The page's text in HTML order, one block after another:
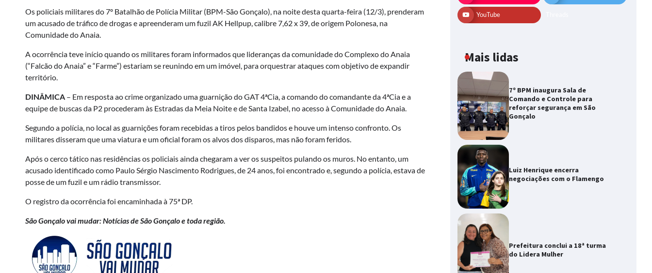
Os policiais militares do 7º Batalhão de Polícia Militar (BPM-São Gonçalo), na noite desta quarta-feira (12/3), prenderam
um acusado de tráfico de drogas e apreenderam um fuzil AK Hellpup, calibre 7,62 x 39, de origem Polonesa, na
Comunidade do Anaia.
A ocorrência teve início quando os militares foram informados que lideranças da comunidade do Complexo do Anaia
(“Falcão do Anaia” e “Farme”) estariam se reunindo em um imóvel, para orquestrar ataques com objetivo de expandir
território.
DINÂMICA – Em resposta ao crime organizado uma guarnição do GAT 4ªCia, a comando do comandante da 4ªCia e a
equipe de buscas da P2 procederam às Estradas da Meia Noite e de Santa Izabel, no acesso à Comunidade do Anaia.
Segundo a polícia, no local as guarnições foram recebidas a tiros pelos bandidos e houve um intenso confronto. Os
militares disseram que uma viatura e um oficial foram os alvos dos disparos, mas não foram feridos.
Após o cerco tático nas residências os policiais ainda chegaram a ver os suspeitos pulando os muros. No entanto, um
acusado identificado como Paulo Sérgio Nascimento Rodrigues, de 24 anos, foi encontrado e, segundo a polícia, estava de
posse de um fuzil e um rádio transmissor.
O registro da ocorrência foi encaminhada à 75ª DP.
São Gonçalo vai mudar: Notícias de São Gonçalo e toda região.
YouTube
Mais lidas
7º BPM inaugura Sala de
Comando e Controle para
reforçar segurança em São
Gonçalo
Luiz Henrique encerra
negociações com o Flamengo
Prefeitura conclui a 18ª turma
do Lidera Mulher